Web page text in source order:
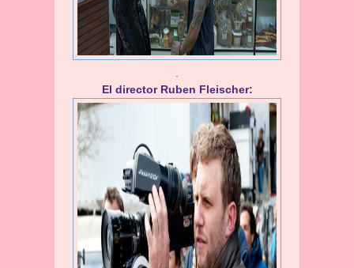
El director Ruben Fleischer: